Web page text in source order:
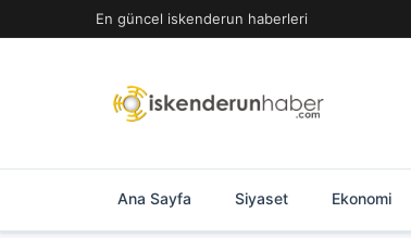
geç
En güncel iskenderun haberleri
Ana Sayfa Siyaset Ekonomi